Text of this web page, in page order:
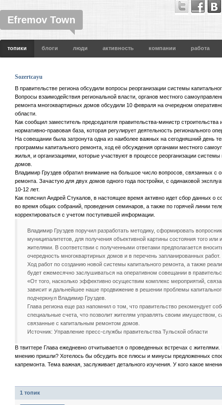
Efremov Town
топики блоги люди активность компании работа
Sozertcayu
В правительстве региона обсудили вопросы реорганизации системы
Вопросы взаимодействия региональной власти, органов местного
ремонта многоквартирных домов обсудили 10 февраля на очередном
области.
Как сообщил заместитель председателя правительства-министр
нормативно-правовая база, которая регулирует деятельность регионального
На совещании была затронута одна из наиболее важных на сегодняшний день
программы капитального ремонта, ход её обсуждения органами местного
жилья, и организациями, которые участвуют в процессе реорганизации
домов.
Владимир Груздев обратил внимание на большое число вопросов, связанных с
ремонта. Зачастую для двух домов одного года постройки, с одинаковой
10-12 лет.
Как пояснил Андрей Стукалов, в настоящее время активно идет сбор данных о
во время общих собраний, проведения семинаров, а также по горячей линии
корректироваться с учетом поступившей информации.
Владимир Груздев поручил разработать методику, сформировать
муниципалитетов, для получения объективной картины состояния того
жителями. В соответствии с полученными ответами предполагается
очередность многоквартирных домов и в перечень запланированных работ.
Ход работ по созданию новой системы капитального ремонта, а также
будет ежемесячно заслушиваться на оперативном совещании в
«От того, насколько эффективно осуществим комплекс мероприятий,
зависит и дальнейшее наше продвижение в решении проблемы
подчеркнул Владимир Груздев.
Глава региона еще раз напомнил о том, что правительство рекомендует
специальные счета, что позволит жителям управлять своим
связанные с капитальным ремонтом домов.
Источник: Управление пресс-службы правительства Тульской области
В твиттере Глава ежедневно отчитывается о проведенных встречах с
мнению пришли? Хотелось бы обсудить все плюсы и минусы предложенных
капремонта. Тема важная, заслуживает детального изучения. У кого какое
1 топик